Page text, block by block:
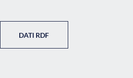
DATI RDF